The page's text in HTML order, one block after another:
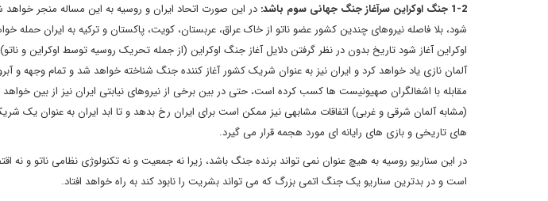
1-2 جنگ اوکراین سرآغاز جنگ جهانی سوم باشد:
در این صورت اتحاد ایران و روسیه به این مساله منجر خواهد
شود، بلا فاصله نیروهای چندین کشور عضو ناتو از خاک عراق، عربستان، کویت، پاکستان و ترکیه به ایران
اوکراین آغاز شود تاریخ بدون در نظر گرفتن دلایل آغاز جنگ اوکراین (از جمله تحریک روسیه توسط اوکراین و
آلمان نازی یاد خواهد کرد و ایران نیز به عنوان شریک کشور آغاز کننده جنگ شناخته خواهد شد و تمام وجهه و
مقابله با اشغالگران صهیونیست ها کسب کرده است، حتی در بین برخی از نیروهای نیابتی ایران نیز از بین
(مشابه آلمان شرقی و غربی) اتفاقات مشابهی نیز ممکن است برای ایران رخ بدهد و تا ابد ایران به عنوان یک
های تاریخی و بازی های رایانه ای مورد هجمه قرار می گیرد.
در این سناریو روسیه به هیچ عنوان نمی تواند برنده جنگ باشد، زیرا نه جمعیت و نه تکنولوژی نظامی ناتو و نه
است و در بدترین سناریو یک جنگ اتمی بزرگ که می تواند بشریت را نابود کند به راه خواهد افتاد.